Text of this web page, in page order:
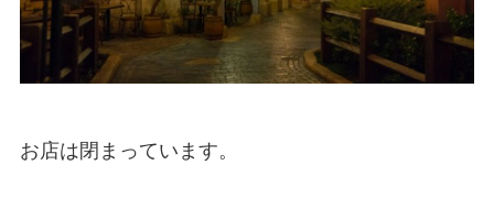
お店は閉まっています。